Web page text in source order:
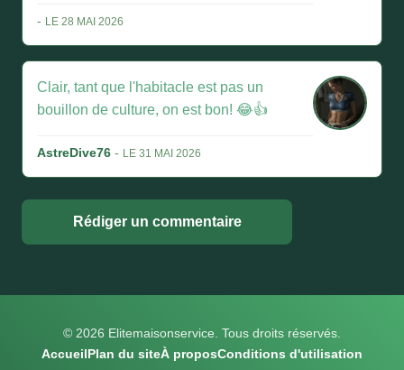
- LE 28 MAI 2026
Clair, tant que l'habitacle est pas un
bouillon de culture, on est bon! 😂👍
AstreDive76 - LE 31 MAI 2026
Rédiger un commentaire
© 2026 Elitemaisonservice. Tous droits réservés.
AccueilPlan du siteÀ proposConditions d'utilisation